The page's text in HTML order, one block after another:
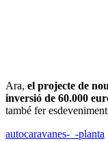
Ara, el projecte de
inversió de 60.000
també fer
autocaravanes-_-planta